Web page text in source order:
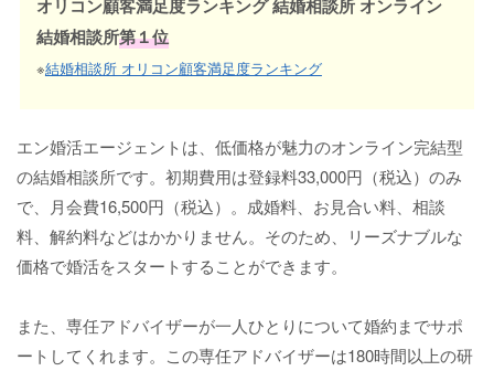
オリコン顧客満足度ランキング 結婚相談所 オンライン
結婚相談所第１位
※結婚相談所 オリコン顧客満足度ランキング
エン婚活エージェントは、低価格が魅力のオンライン完結型
の結婚相談所です。初期費用は登録料33,000円（税込）のみ
で、月会費16,500円（税込）。成婚料、お見合い料、相談
料、解約料などはかかりません。そのため、リーズナブルな
価格で婚活をスタートすることができます。
また、専任アドバイザーが一人ひとりについて婚約までサポ
ートしてくれます。この専任アドバイザーは180時間以上の研